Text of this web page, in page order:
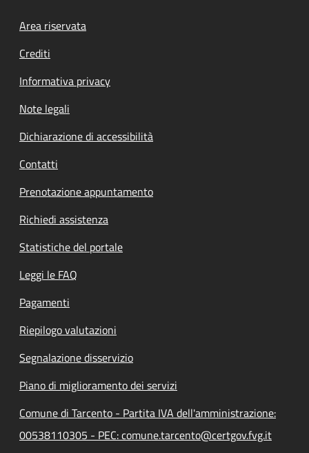
Footer menu
Area riservata
Crediti
Informativa privacy
Note legali
Dichiarazione di accessibilità
Contatti
Prenotazione appuntamento
Richiedi assistenza
Statistiche del portale
Leggi le FAQ
Pagamenti
Riepilogo valutazioni
Segnalazione disservizio
Piano di miglioramento dei servizi
Comune di Tarcento - Partita IVA dell'amministrazione:
00538110305 - PEC: comune.tarcento@certgov.fvg.it